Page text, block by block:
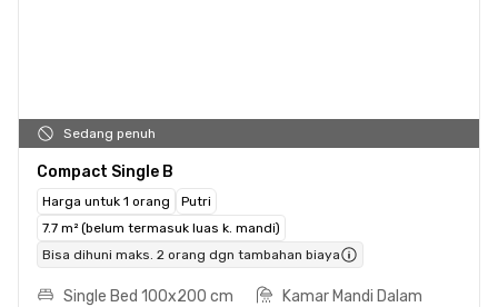
Sedang penuh
Compact Single B
Harga untuk 1 orang
Putri
7.7 m² (belum termasuk luas k. mandi)
Bisa dihuni maks. 2 orang dgn tambahan biaya
Single Bed 100x200 cm
Kamar Mandi Dalam